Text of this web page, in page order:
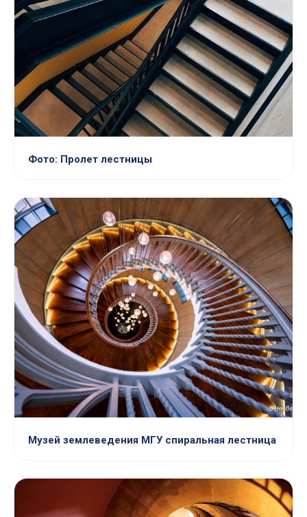
Фото: Пролет лестницы
Музей землеведения МГУ спиральная лестница